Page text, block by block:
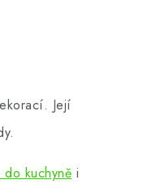
Její
kuchyně i